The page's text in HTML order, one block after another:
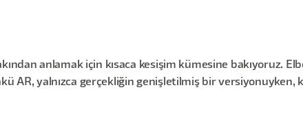
anlamak için kısaca kesişim kümesine bakıyoruz.
AR, yalnızca gerçekliğin genişletilmiş bir versiyonuyken,